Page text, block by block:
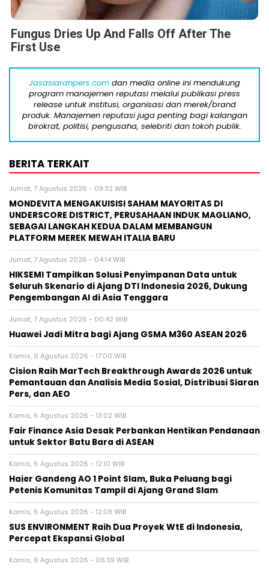
Fungus Dries Up And Falls Off After The
First Use
Jasasiaranpers.com dan media online ini mendukung
program manajemen reputasi melalui publikasi press
release untuk institusi, organisasi dan merek/brand
produk. Manajemen reputasi juga penting bagi kalangan
birokrat, politisi, pengusaha, selebriti dan tokoh publik.
BERITA TERKAIT
Jumat, 7 Agustus 2026 - 09:32 WIB
MONDEVITA MENGAKUISISI SAHAM MAYORITAS DI
UNDERSCORE DISTRICT, PERUSAHAAN INDUK MAGLIANO,
SEBAGAI LANGKAH KEDUA DALAM MEMBANGUN
PLATFORM MEREK MEWAH ITALIA BARU
Jumat, 7 Agustus 2026 - 04:14 WIB
HIKSEMI Tampilkan Solusi Penyimpanan Data untuk
Seluruh Skenario di Ajang DTI Indonesia 2026, Dukung
Pengembangan AI di Asia Tenggara
Jumat, 7 Agustus 2026 - 00:42 WIB
Huawei Jadi Mitra bagi Ajang GSMA M360 ASEAN 2026
Kamis, 6 Agustus 2026 - 17:00 WIB
Cision Raih MarTech Breakthrough Awards 2026 untuk
Pemantauan dan Analisis Media Sosial, Distribusi Siaran
Pers, dan AEO
Kamis, 6 Agustus 2026 - 13:02 WIB
Fair Finance Asia Desak Perbankan Hentikan Pendanaan
untuk Sektor Batu Bara di ASEAN
Kamis, 6 Agustus 2026 - 12:10 WIB
Haier Gandeng AO 1 Point Slam, Buka Peluang bagi
Petenis Komunitas Tampil di Ajang Grand Slam
Kamis, 6 Agustus 2026 - 12:08 WIB
SUS ENVIRONMENT Raih Dua Proyek WtE di Indonesia,
Percepat Ekspansi Global
Kamis, 6 Agustus 2026 - 06:39 WIB